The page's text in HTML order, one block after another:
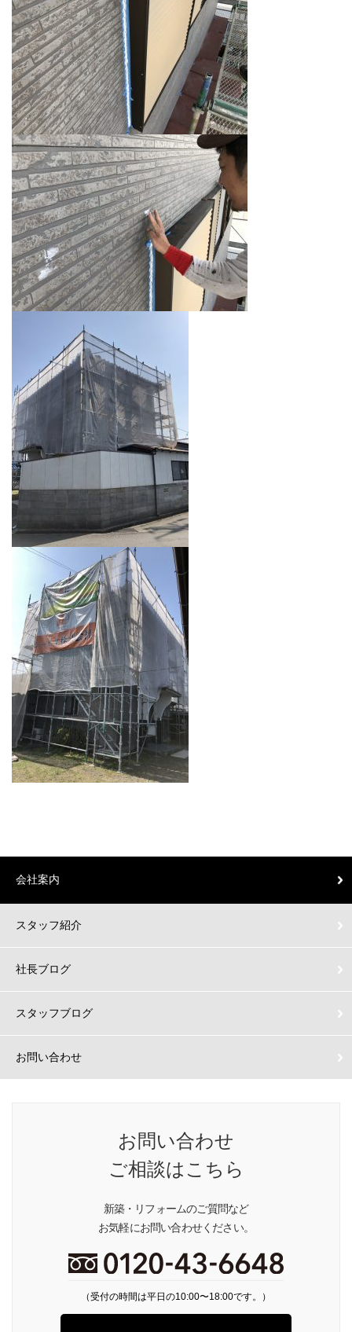
会社案内
スタッフ紹介
社長ブログ
スタッフブログ
お問い合わせ
お問い合わせ
ご相談はこちら
新築・リフォームのご質問など
お気軽にお問い合わせください。
（受付の時間は平日の10:00〜18:00です。）